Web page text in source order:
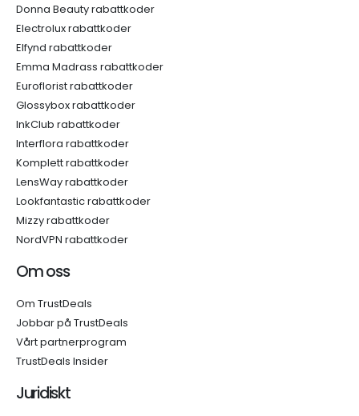
Donna Beauty rabattkoder
Electrolux rabattkoder
Elfynd rabattkoder
Emma Madrass rabattkoder
Euroflorist rabattkoder
Glossybox rabattkoder
InkClub rabattkoder
Interflora rabattkoder
Komplett rabattkoder
LensWay rabattkoder
Lookfantastic rabattkoder
Mizzy rabattkoder
NordVPN rabattkoder
Om oss
Om TrustDeals
Jobbar på TrustDeals
Vårt partnerprogram
TrustDeals Insider
Juridiskt